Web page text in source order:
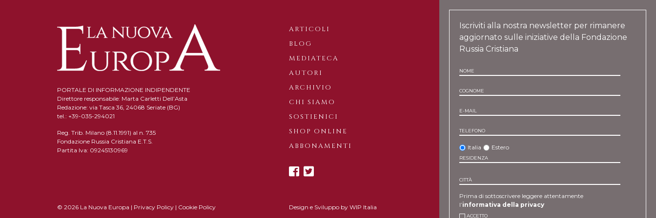
PORTALE DI INFORMAZIONE INDIPENDENTE
Direttore responsabile: Marta Carletti Dell’Asta
Redazione: via Tasca 36, 24068 Seriate (BG)
tel.: +39-035-294021
Reg. Trib. Milano (8.11.1991) al n. 735
Fondazione Russia Cristiana E.T.S.
Partita Iva: 09245130969
ARTICOLI
BLOG
MEDIATECA
AUTORI
ARCHIVIO
CHI SIAMO
SOSTIENICI
SHOP ONLINE
ABBONAMENTI
© 2026 La Nuova Europa | Privacy Policy | Cookie Policy Design e Sviluppo by WIP Italia
Iscriviti alla nostra newsletter per rimanere
aggiornato sulle iniziative della Fondazione
Russia Cristiana
NOME
COGNOME
E-MAIL
TELEFONO
Italia Estero
RESIDENZA
CITTÀ
Prima di sottoscrivere leggere attentamente
l’informativa della privacy
ACCETTO